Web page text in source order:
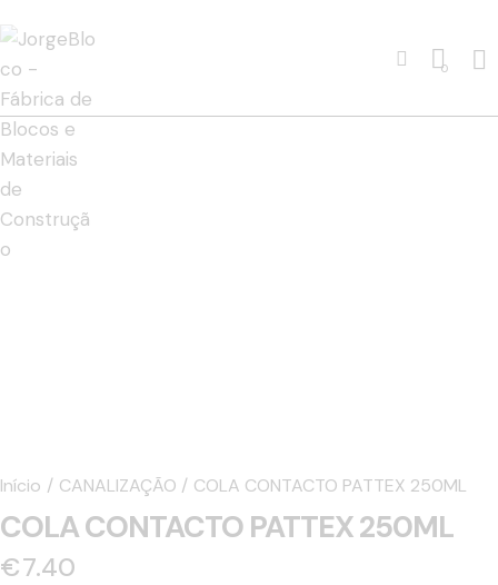
0
Início CANALIZAÇÃO COLA CONTACTO PATTEX 250ML
COLA CONTACTO PATTEX 250ML
€7.40